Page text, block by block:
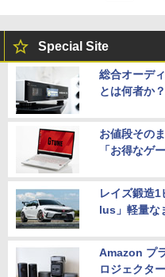
Special Site
総合オーデ
とは何者か？
お値段その
「お得なゲ
レイズ鍛造
lus」軽量な
Amazon プ
ロジェクタ